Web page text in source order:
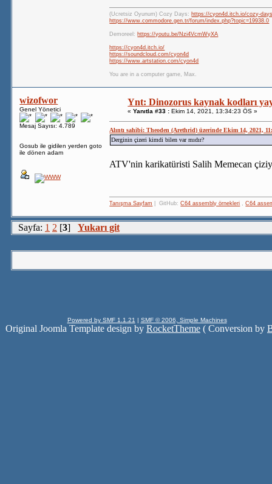
(Ücretsiz Oyunum) Cozy Days: https://cyon4d.itch.io/cozy-
https://www.commodore.gen.tr/forum/index.php?topic=19938.0
Demoreel: https://youtu.be/Nzi4VcmWyXA
https://cyon4d.itch.io/
https://soundcloud.com/cyon4d
https://www.artstation.com/cyon4d
You are in a computer game, Max.
wizofwor
Genel Yönetici
Mesaj Sayısı: 4.789
Gosub ile gidilen yerden goto
ile dönen adam
Ynt: Dinozorus kaynak kodları
«Yanıtla #33 : Ekim 14, 2021, 13:34:23 ÖS »
Alıntı sahibi: Theoden (Arethrid) üzerinde Ekim 14, 2021,
Derginin çizeri kimdi bilen var mıdır?
ATV'nin karikatüristi Salih Memecan
Tanışma Sayfam | GitHub:C64 assembly örnekleri ,C64
Sayfa: 1 2 [3] Yukarı git
Powered by SMF 1.1.21 | SMF © 2006, Simple Machines
Original Joomla Template design by RocketTheme ( Conversion by